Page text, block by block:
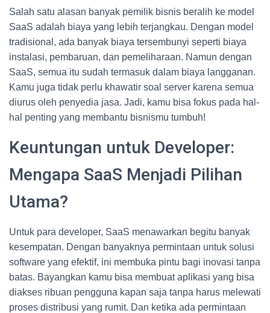
Salah satu alasan banyak pemilik bisnis beralih ke model
SaaS adalah biaya yang lebih terjangkau. Dengan model
tradisional, ada banyak biaya tersembunyi seperti biaya
instalasi, pembaruan, dan pemeliharaan. Namun dengan
SaaS, semua itu sudah termasuk dalam biaya langganan.
Kamu juga tidak perlu khawatir soal server karena semua
diurus oleh penyedia jasa. Jadi, kamu bisa fokus pada hal-
hal penting yang membantu bisnismu tumbuh!
Keuntungan untuk Developer:
Mengapa SaaS Menjadi Pilihan
Utama?
Untuk para developer, SaaS menawarkan begitu banyak
kesempatan. Dengan banyaknya permintaan untuk solusi
software yang efektif, ini membuka pintu bagi inovasi tanpa
batas. Bayangkan kamu bisa membuat aplikasi yang bisa
diakses ribuan pengguna kapan saja tanpa harus melewati
proses distribusi yang rumit. Dan ketika ada permintaan